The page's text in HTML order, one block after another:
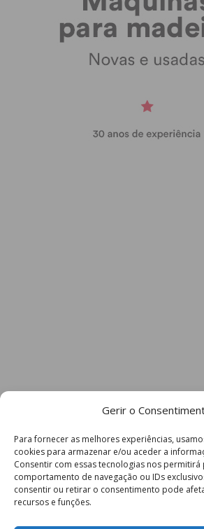
Gerir o
Para fornecer as melhores experiências,
cookies para armazenar e/ou aceder a
Consentir com essas tecnologias nos
comportamento de navegação ou IDs
consentir ou retirar o consentimento pode
recursos e funções.